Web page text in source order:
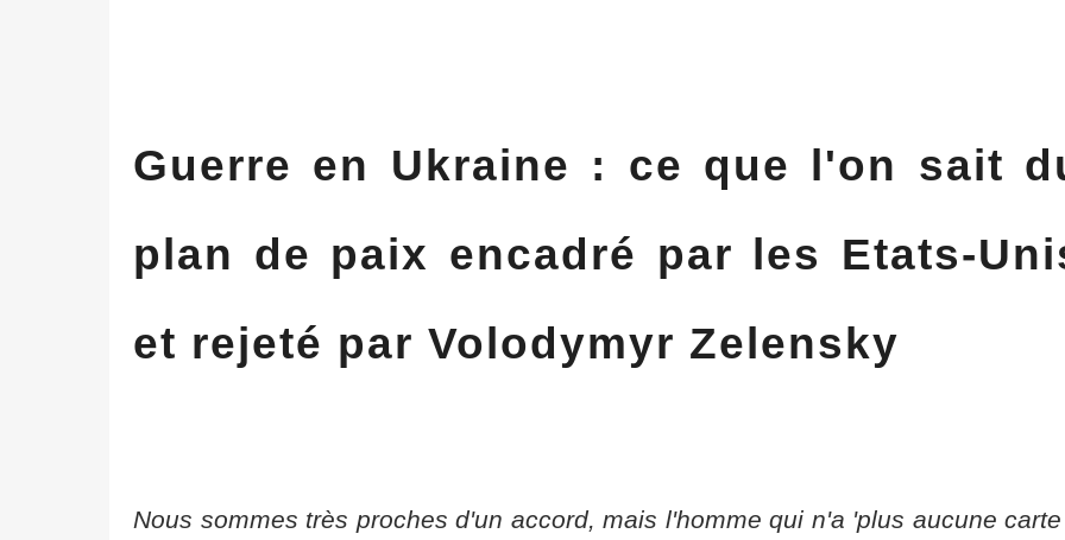
Guerre en Ukraine : ce que l'on sait
plan de paix encadré par les Etats-
et rejeté par Volodymyr Zelensky
Nous sommes très proches d'un accord, mais l'homme qui n'a 'plus aucune